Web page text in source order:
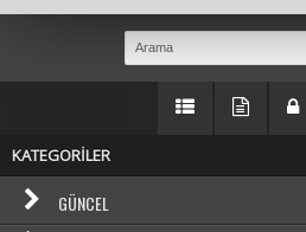
KATEGORİLER
GÜNCEL